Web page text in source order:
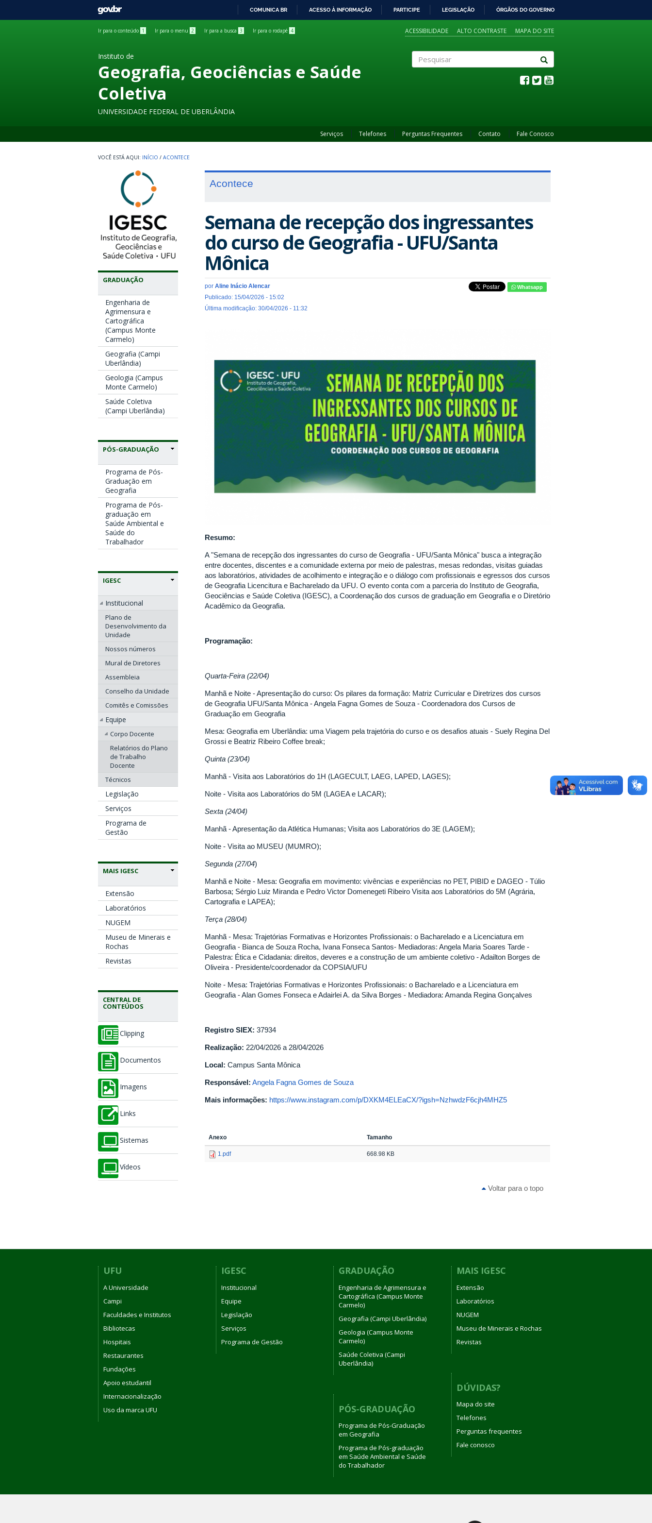
GOVBR
COMUNICA BR ACESSO À INFORMAÇÃO PARTICIPE LEGISLAÇÃO ÓRGÃOS DO GOVERNO
Ir para o conteúdo 1 Ir para o menu 2 Ir para a busca 3 Ir para o rodapé 4 ACESSIBILIDADE ALTO CONTRASTE MAPA DO SITE
Instituto de
Geografia, Geociências e Saúde
Coletiva
UNIVERSIDADE FEDERAL DE UBERLÂNDIA
Serviços Telefones Perguntas Frequentes Contato Fale Conosco
INÍCIO / ACONTECE
GRADUAÇÃO
Engenharia de
Agrimensura e
Cartográfica
(Campus Monte
Carmelo)
Geografia (Campi
Uberlândia)
Geologia (Campus
Monte Carmelo)
Saúde Coletiva
(Campi Uberlândia)
PÓS-GRADUAÇÃO
Programa de Pós-
Graduação em
Geografia
Programa de Pós-
graduação em
Saúde Ambiental e
Saúde do
Trabalhador
IGESC
Institucional
Plano de
Desenvolvimento da
Unidade
Nossos números
Mural de Diretores
Assembleia
Conselho da Unidade
Comitês e Comissões
Equipe
Corpo Docente
Relatórios do Plano
de Trabalho
Docente
Técnicos
Legislação
Serviços
Programa de
Gestão
MAIS IGESC
Extensão
Laboratórios
NUGEM
Museu de Minerais e
Rochas
Revistas
CENTRAL DE
CONTEÚDOS
Clipping
Documentos
Imagens
Links
Sistemas
Vídeos
Acontece
Semana de recepção dos ingressantes
do curso de Geografia - UFU/Santa
Mônica
por Aline Inácio Alencar
Publicado: 15/04/2026 - 15:02
Última modificação: 30/04/2026 - 11:32
Whatsapp
Resumo:
A "Semana de recepção dos ingressantes do curso de Geografia - UFU/Santa Mônica" busca a integração
entre docentes, discentes e a comunidade externa por meio de palestras, mesas redondas, visitas guiadas
aos laboratórios, atividades de acolhimento e integração e o diálogo com profissionais e egressos dos cursos
de Geografia Licencitura e Bacharelado da UFU. O evento conta com a parceria do Instituto de Geografia,
Geociências e Saúde Coletiva (IGESC), a Coordenação dos cursos de graduação em Geografia e o Diretório
Acadêmico da Geografia.
Programação:
Quarta-Feira (22/04)
Manhã e Noite - Apresentação do curso: Os pilares da formação: Matriz Curricular e Diretrizes dos cursos
de Geografia UFU/Santa Mônica - Angela Fagna Gomes de Souza - Coordenadora dos Cursos de
Graduação em Geografia
Mesa: Geografia em Uberlândia: uma Viagem pela trajetória do curso e os desafios atuais - Suely Regina Del
Grossi e Beatriz Ribeiro Coffee break;
Quinta (23/04)
Manhã - Visita aos Laboratórios do 1H (LAGECULT, LAEG, LAPED, LAGES);
Noite - Visita aos Laboratórios do 5M (LAGEA e LACAR);
Sexta (24/04)
Manhã - Apresentação da Atlética Humanas; Visita aos Laboratórios do 3E (LAGEM);
Noite - Visita ao MUSEU (MUMRO);
Segunda (27/04)
Manhã e Noite - Mesa: Geografia em movimento: vivências e experiências no PET, PIBID e DAGEO - Túlio
Barbosa; Sérgio Luiz Miranda e Pedro Victor Domenegeti Ribeiro Visita aos Laboratórios do 5M (Agrária,
Cartografia e LAPEA);
Terça (28/04)
Manhã - Mesa: Trajetórias Formativas e Horizontes Profissionais: o Bacharelado e a Licenciatura em
Geografia - Bianca de Souza Rocha, Ivana Fonseca Santos- Mediadoras: Angela Maria Soares Tarde -
Palestra: Ética e Cidadania: direitos, deveres e a construção de um ambiente coletivo - Adailton Borges de
Oliveira - Presidente/coordenador da COPSIA/UFU
Noite - Mesa: Trajetórias Formativas e Horizontes Profissionais: o Bacharelado e a Licenciatura em
Geografia - Alan Gomes Fonseca e Adairlei A. da Silva Borges - Mediadora: Amanda Regina Gonçalves
Registro SIEX: 37934
Realização: 22/04/2026 a 28/04/2026
Local: Campus Santa Mônica
Responsável: Angela Fagna Gomes de Souza
Mais informações: https://www.instagram.com/p/DXKM4ELEaCX/?igsh=NzhwdzF6cjh4MHZ5
Anexo Tamanho
1.pdf 668.98 KB
Voltar para o topo
UFU
A Universidade
Campi
Faculdades e Institutos
Bibliotecas
Hospitais
Restaurantes
Fundações
Apoio estudantil
Internacionalização
Uso da marca UFU
IGESC
Institucional
Equipe
Legislação
Serviços
Programa de Gestão
GRADUAÇÃO
Engenharia de Agrimensura e
Cartográfica (Campus Monte
Carmelo)
Geografia (Campi Uberlândia)
Geologia (Campus Monte
Carmelo)
Saúde Coletiva (Campi
Uberlândia)
PÓS-GRADUAÇÃO
Programa de Pós-Graduação
em Geografia
Programa de Pós-graduação
em Saúde Ambiental e Saúde
do Trabalhador
MAIS IGESC
Extensão
Laboratórios
NUGEM
Museu de Minerais e Rochas
Revistas
DÚVIDAS?
Mapa do site
Telefones
Perguntas frequentes
Fale conosco